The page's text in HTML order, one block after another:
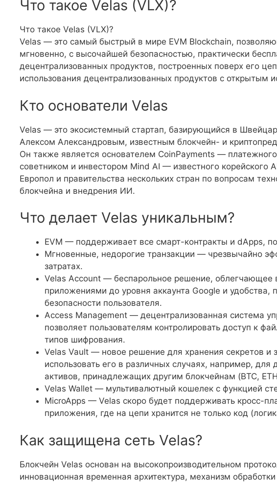
Что такое Velas (VLX)?
Что такое Velas (VLX)?
Velas — это самый быстрый в мире EVM Blockchain,
мгновенно, с высочайшей безопасностью, практически
децентрализованных продуктов, построенных поверх его
использования децентрализованных продуктов с открытым
Кто основатели Velas
Velas — это экосистемный стартап, базирующийся в
Алексом Александровым, известным блокчейн- и
Он также является основателем CoinPayments —
советником и инвестором Mind AI — известного корейского
Европол и правительства нескольких стран по вопросам
блокчейна и внедрения ИИ.
Что делает Velas уникальным?
EVM — поддерживает все смарт-контракты и dApps,
Мгновенные, недорогие транзакции — чрезвычайно
затратах.
Velas Account — беспарольное решение, облегчающее
приложениями до уровня аккаунта Google и удобства,
безопасности пользователя.
Access Management — децентрализованная система
позволяет пользователям контролировать доступ к
типов шифрования.
Velas Vault — новое решение для хранения секретов и
использовать его в различных случаях, например, для
активов, принадлежащих другим блокчейнам (BTC,
Velas Wallet — мультивалютный кошелек с функцией
MicroApps — Velas скоро будет поддерживать кросс-
приложения, где на цепи хранится не только код
Как защищена сеть Velas?
Блокчейн Velas основан на высокопроизводительном
инновационная временная архитектура, механизм